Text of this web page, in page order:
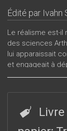
Édité par Ivahn
Le réalisme est-il
des sciences
lui apparaissait
et engageait à
opposant
ontologique
consistant à
science comme